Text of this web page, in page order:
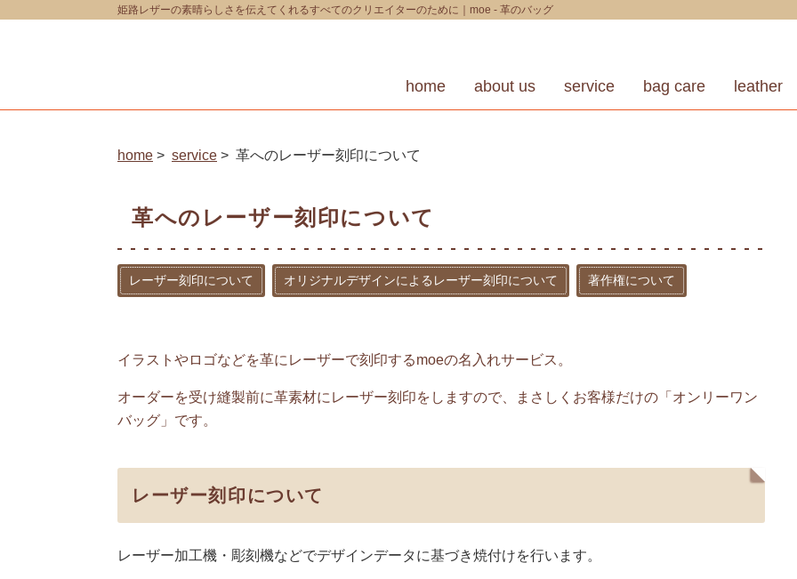
姫路レザーの素晴らしさを伝えてくれるすべてのクリエイターのために｜moe - 革のバッグ
home about us service bag care leather
home service 革へのレーザー刻印について
革へのレーザー刻印について
レーザー刻印について オリジナルデザインによるレーザー刻印について 著作権について
イラストやロゴなどを革にレーザーで刻印するmoeの名入れサービス。
オーダーを受け縫製前に革素材にレーザー刻印をしますので、まさしくお客様だけの「オンリーワン
バッグ」です。
レーザー刻印について
レーザー加工機・彫刻機などでデザインデータに基づき焼付けを行います。